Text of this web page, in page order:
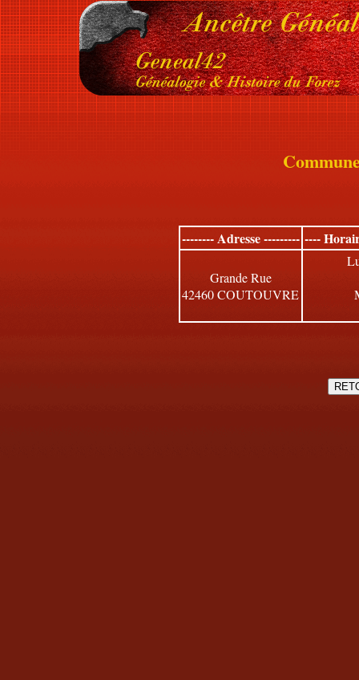
-------- Adresse --------- ----
Grande Rue
42460 COUTOUVRE